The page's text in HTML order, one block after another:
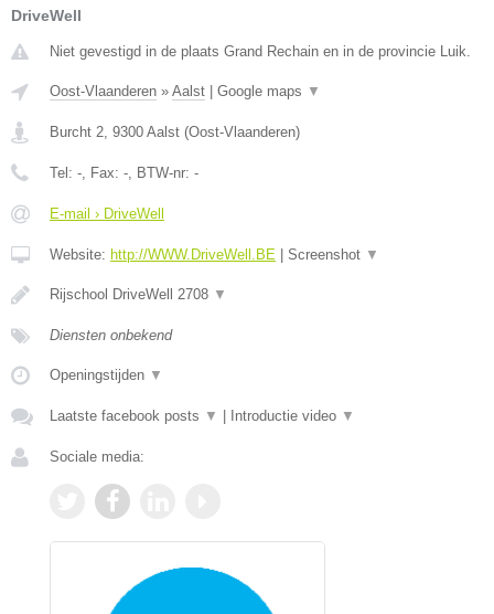
DriveWell
Niet gevestigd in de plaats Grand Rechain en in de provincie Luik.
Oost-Vlaanderen » Aalst Google maps ▼
Burcht 2, 9300 Aalst (Oost-Vlaanderen)
Tel: -, Fax: -, BTW-nr: -
E-mail › DriveWell
Website: http://WWW.DriveWell.BE Screenshot ▼
Rijschool DriveWell 2708 ▼
Diensten onbekend
Openingstijden ▼
Laatste facebook posts ▼ Introductie video ▼
Sociale media: